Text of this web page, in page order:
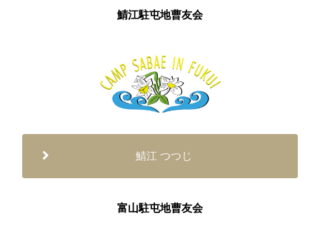
鯖江駐屯地曹友会
鯖江 つつじ
富山駐屯地曹友会